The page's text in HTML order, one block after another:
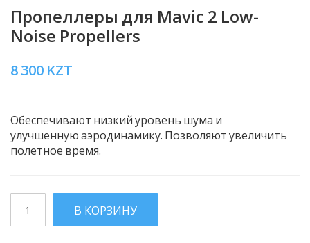
Пропеллеры для Mavic 2 Low-
Noise Propellers
8 300 KZT
Обеспечивают низкий уровень шума и
улучшенную аэродинамику. Позволяют увеличить
полетное время.
В КОРЗИНУ